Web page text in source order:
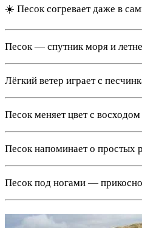
☀️ Песок согревает даже в
Песок — спутник моря и
Лёгкий ветер играет с
Песок меняет цвет с
Песок напоминает о простых
Песок под ногами —